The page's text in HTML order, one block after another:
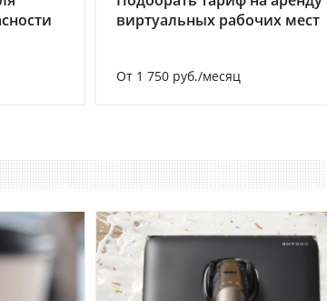
виртуальных рабочих мест
От 1 750 руб./месяц